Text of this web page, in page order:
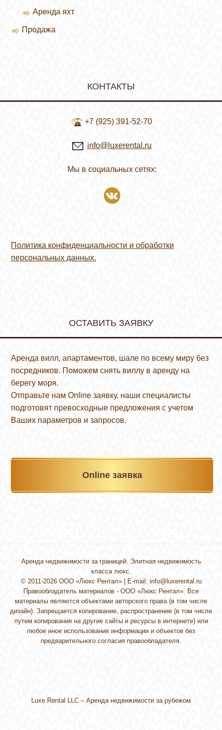
Аренда яхт
Продажа
КОНТАКТЫ
+7 (925) 391-52-70
info@luxerental.ru
Мы в социальных сетях:
Политика конфиденциальности и обработки
персональных данных.
ОСТАВИТЬ ЗАЯВКУ
Аренда вилл, апартаментов, шале по всему миру без
посредников. Поможем снять виллу в аренду на
берегу моря.
Отправьте нам Online заявку, наши специалисты
подготовят превосходные предложения с учетом
Ваших параметров и запросов.
Online заявка
Аренда недвижимости за границей. Элитная недвижимость
класса люкс.
© 2011-2026 ООО «Люкс Рентал» | E-mail: info@luxerental.ru
Правообладатель материалов - ООО «Люкс Рентал». Все
материалы являются объектами авторского права (в том числе
дизайн). Запрещается копирование, распространение (в том числе
путем копирования на другие сайты и ресурсы в интернете) или
любое иное использование информации и объектов без
предварительного согласия правообладателя.
Luxe Rental LLC – Аренда недвижимости за рубежом